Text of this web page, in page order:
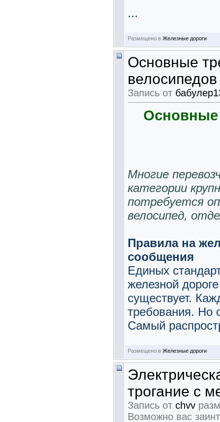
...
Размещено в Железные дороги
Основные
велосипедов
Запись от
Основные
Многие
категории
потребуется
велосипед,
Правила на
сообщения
Единых
железной
существует.
требования. Но
Самый
Размещено в Железные дороги
трогание с
Запись от chvv
Возможно вас